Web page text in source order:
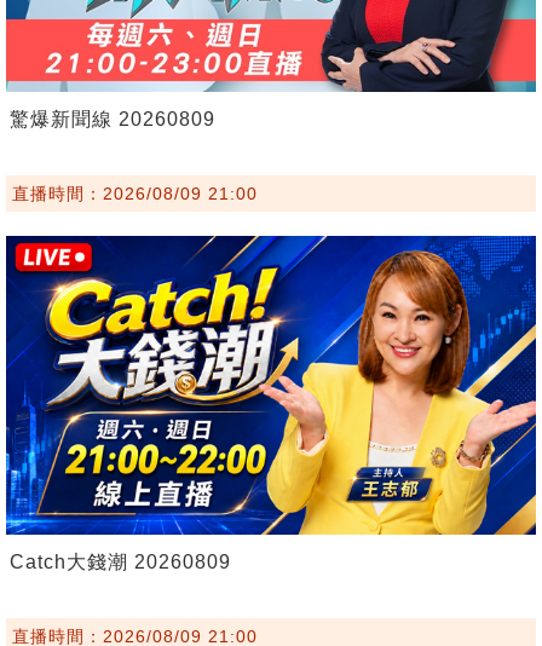
驚爆新聞線 20260809
直播時間：2026/08/09 21:00
Catch大錢潮 20260809
直播時間：2026/08/09 21:00